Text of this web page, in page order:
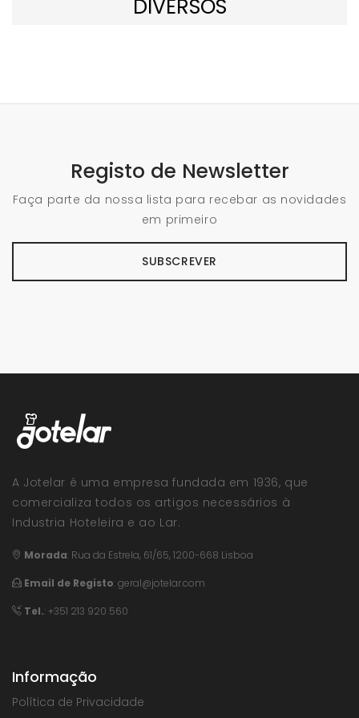
DIVERSOS
Registo de Newsletter
Faça parte da nossa lista para recebar as novidades
em primeiro
SUBSCREVER
A Jotelar é uma empresa fundada em 1936, que
comercializa todos os artigos necessários à
Industria Hoteleira e ao Lar.
Morada: Rua da Estrela, 61/65, 1200-668 Lisboa
Email de Registo:geral@jotelar.com
Tel.: +351 213 920 560
Informação
Política de Privacidade